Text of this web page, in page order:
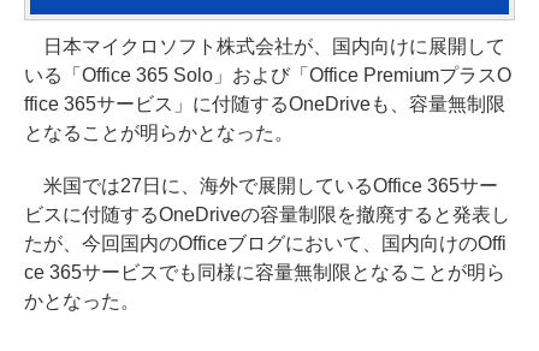
日本マイクロソフト株式会社が、国内向けに展開して
いる「Office 365 Solo」および「Office PremiumプラスO
ffice 365サービス」に付随するOneDriveも、容量無制限
となることが明らかとなった。
米国では27日に、海外で展開しているOffice 365サー
ビスに付随するOneDriveの容量制限を撤廃すると発表し
たが、今回国内のOfficeブログにおいて、国内向けのOffi
ce 365サービスでも同様に容量無制限となることが明ら
かとなった。